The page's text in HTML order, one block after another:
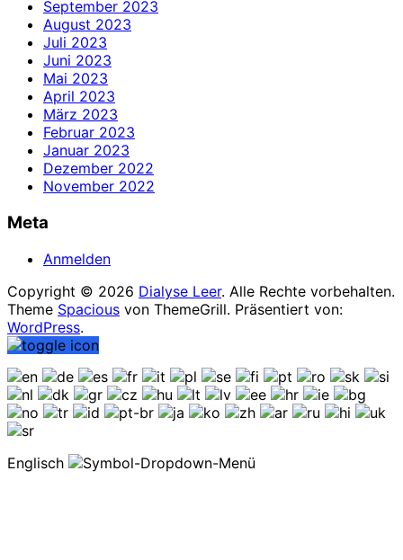
September 2023
August 2023
Juli 2023
Juni 2023
Mai 2023
April 2023
März 2023
Februar 2023
Januar 2023
Dezember 2022
November 2022
Meta
Anmelden
Copyright © 2026 Dialyse Leer. Alle Rechte vorbehalten.
Theme Spacious von ThemeGrill. Präsentiert von:
WordPress.
Englisch